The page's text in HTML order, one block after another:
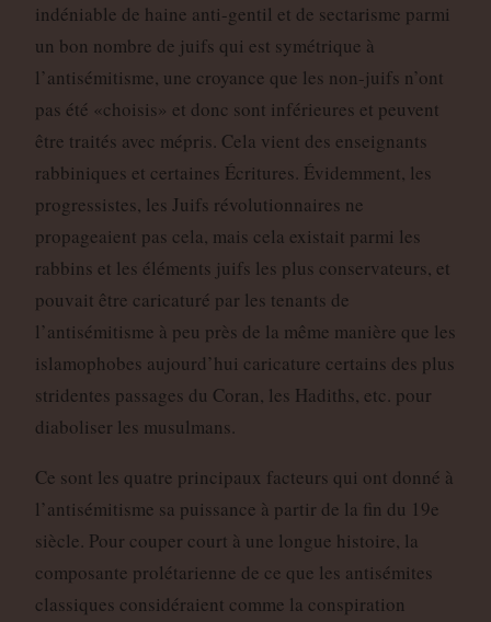
indéniable de haine anti-gentil et de sectarisme parmi
un bon nombre de juifs qui est symétrique à
l’antisémitisme, une croyance que les non-juifs n’ont
pas été «choisis» et donc sont inférieures et peuvent
être traités avec mépris. Cela vient des enseignants
rabbiniques et certaines Écritures. Évidemment, les
progressistes, les Juifs révolutionnaires ne
propageaient pas cela, mais cela existait parmi les
rabbins et les éléments juifs les plus conservateurs, et
pouvait être caricaturé par les tenants de
l’antisémitisme à peu près de la même manière que les
islamophobes aujourd’hui caricature certains des plus
stridentes passages du Coran, les Hadiths, etc. pour
diaboliser les musulmans.
Ce sont les quatre principaux facteurs qui ont donné à
l’antisémitisme sa puissance à partir de la fin du 19e
siècle. Pour couper court à une longue histoire, la
composante prolétarienne de ce que les antisémites
classiques considéraient comme la conspiration